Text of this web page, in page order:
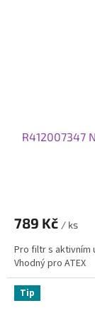
R412007347
789 Kč / ks
Pro filtr s aktivním
Vhodný pro ATEX
Tip